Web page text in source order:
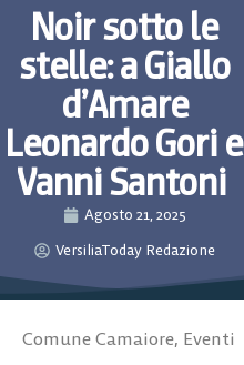
Noir sotto le
stelle: a Giallo
d’Amare
Leonardo Gori e
Vanni Santoni
Agosto 21, 2025
VersiliaToday Redazione
Comune Camaiore, Eventi